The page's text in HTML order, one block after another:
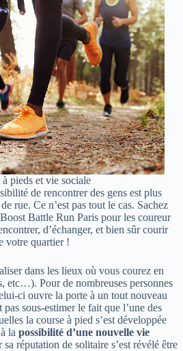
à pieds et vie sociale
de rencontrer des gens est plus
rue. Ce n’est pas tout le cas. Sachez
Battle Run Paris pour les coureur
d’échanger, et bien sûr courir
votre quartier !
dans les lieux où vous courez en
etc…). Pour de nombreuses personnes
ci ouvre la porte à un tout nouveau
sous-estimer le fait que l’une des
la course à pied s’est développée
la possibilité d’une nouvelle vie
réputation de solitaire s’est révélé être